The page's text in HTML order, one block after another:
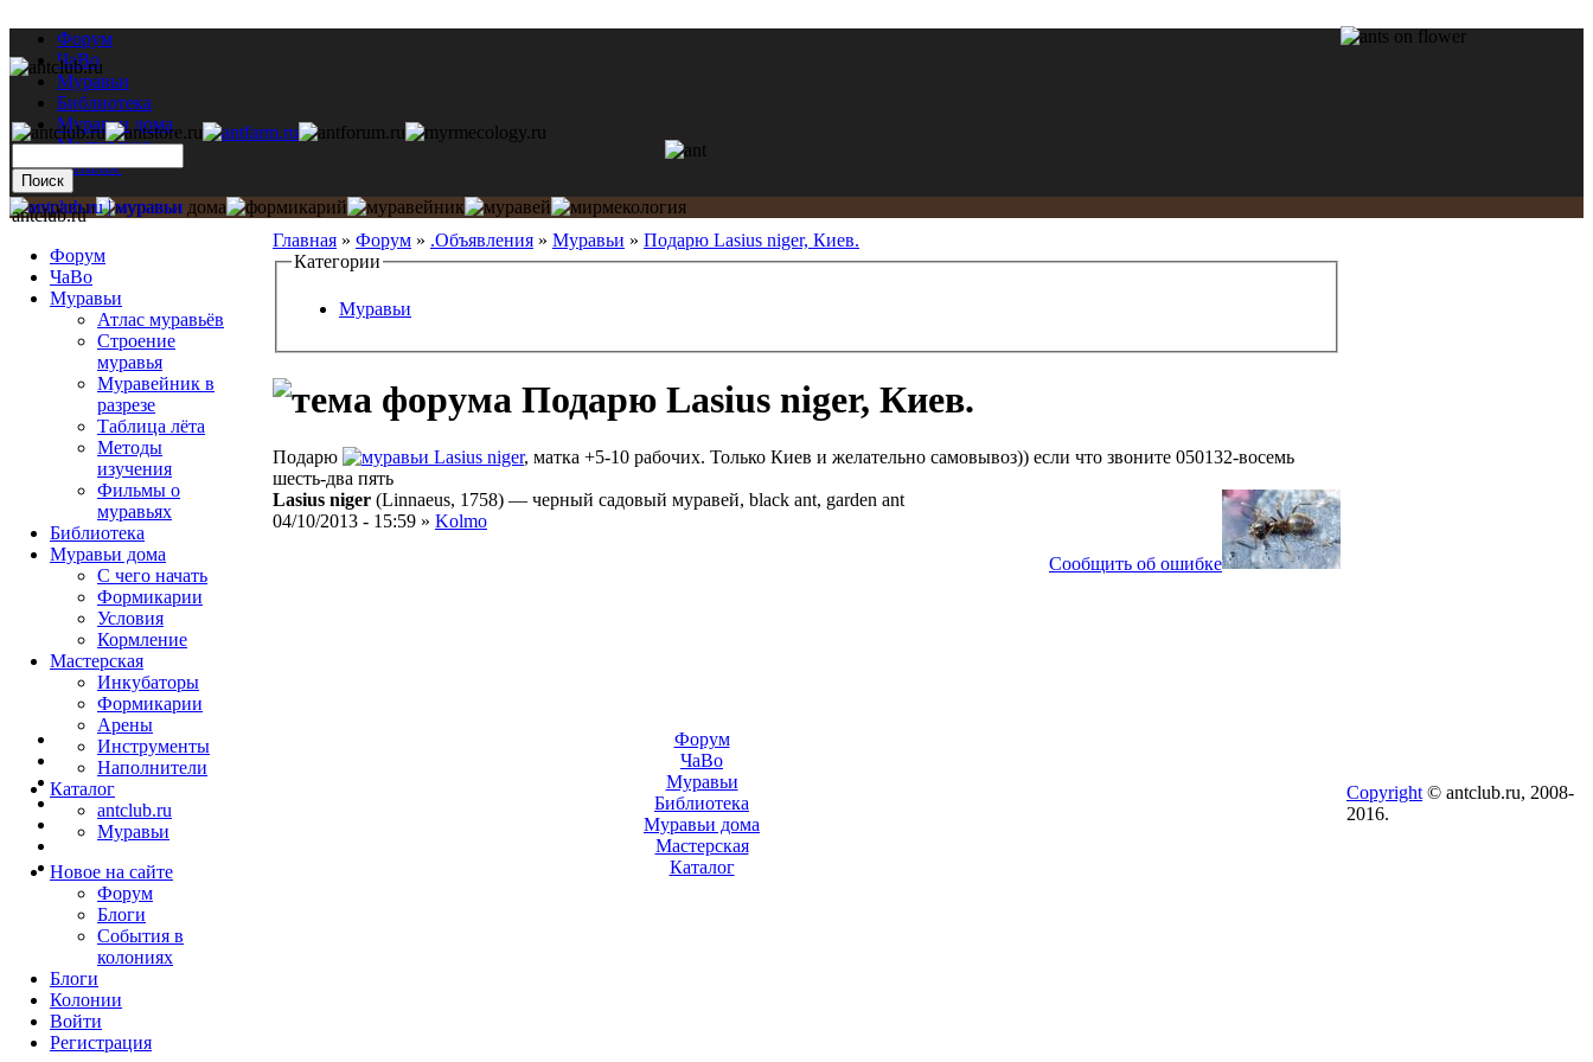
Форум
ЧаВо
Муравьи
Библиотека
Муравьи дома
Мастерская
Каталог
Главная » Форум » .Объявления » Муравьи » Подарю Lasius niger, Киев.
Категории
Муравьи
Подарю Lasius niger, Киев.
Подарю Lasius niger, матка +5-10 рабочих. Только Киев и желательно самовывоз)) если что звоните 050132-восемь
шесть-два пять
Lasius niger (Linnaeus, 1758) — черный садовый муравей, black ant, garden ant
04/10/2013 - 15:59 » Kolmo
Сообщить об ошибке
antclub.ru
Форум
ЧаВо
Муравьи
Атлас муравьёв
Строение
муравья
Муравейник в
разрезе
Таблица лёта
Методы
изучения
Фильмы о
муравьях
Библиотека
Муравьи дома
С чего начать
Формикарии
Условия
Кормление
Мастерская
Инкубаторы
Формикарии
Арены
Инструменты
Наполнители
Каталог
antclub.ru
Муравьи
Новое на сайте
Форум
Блоги
События в
колониях
Блоги
Колонии
Войти
Peгиcтpaция
Форум
ЧаВо
Муравьи
Библиотека
Муравьи дома
Мастерская
Каталог
Copyright © antclub.ru, 2008-
2016.